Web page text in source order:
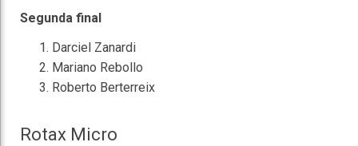
Segunda final
Darciel Zanardi
Mariano Rebollo
Roberto Berterreix
Rotax Micro